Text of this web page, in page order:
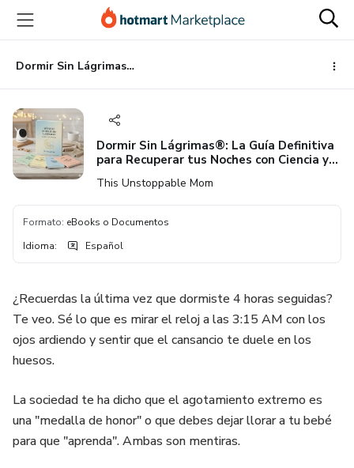
principal
página
de
página
Dormir Sin Lágrimas®: La Guía Definitiva para Recuperar tus Noches con Ciencia y Ternura
Dormir Sin Lágrimas®: La Guía Definitiva
para Recuperar tus Noches con Ciencia y
This Unstoppable Mom
Formato: eBooks o Documentos
Idioma: Español
¿Recuerdas la última vez que dormiste 4 horas seguidas?
Te veo. Sé lo que es mirar el reloj a las 3:15 AM con los
ojos ardiendo y sentir que el cansancio te duele en los
huesos.
La sociedad te ha dicho que el agotamiento extremo es
una "medalla de honor" o que debes dejar llorar a tu bebé
para que "aprenda". Ambas son mentiras.